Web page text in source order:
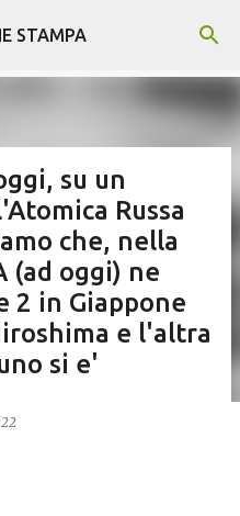
principali
STAMPA
su un
Russa
che, nella
(ad oggi) ne
2 in Giappone
e l'altra
si e'